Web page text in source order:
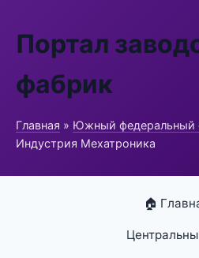
Портал
фабрик
Главная » Южный федеральный
Индустрия Мехатроника
🏠